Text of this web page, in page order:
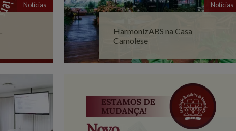
Notícias Notícias
HarmonizABS na Casa
Camolese